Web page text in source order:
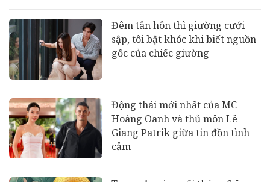
Đêm tân hôn thì giường cưới
sập, tôi bật khóc khi biết nguồn
gốc của chiếc giường
Động thái mới nhất của MC
Hoàng Oanh và thủ môn Lê
Giang Patrik giữa tin đồn tình
cảm